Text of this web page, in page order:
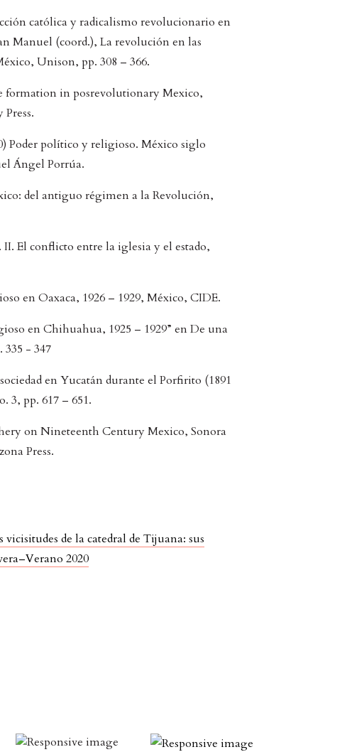
católica y radicalismo revolucionario en
Manuel (coord.), La revolución en las
Unison, pp. 308 – 366.
formation in posrevolutionary Mexico,
Poder político y religioso. México siglo
Ángel Porrúa.
del antiguo régimen a la Revolución,
El conflicto entre la iglesia y el estado,
en Oaxaca, 1926 – 1929, México, CIDE.
en Chihuahua, 1925 – 1929” en De una
- 347
en Yucatán durante el Porfirito (1891
3, pp. 617 – 651.
on Nineteenth Century Mexico, Sonora
Press.
vicisitudes de la catedral de Tijuana: sus
2020